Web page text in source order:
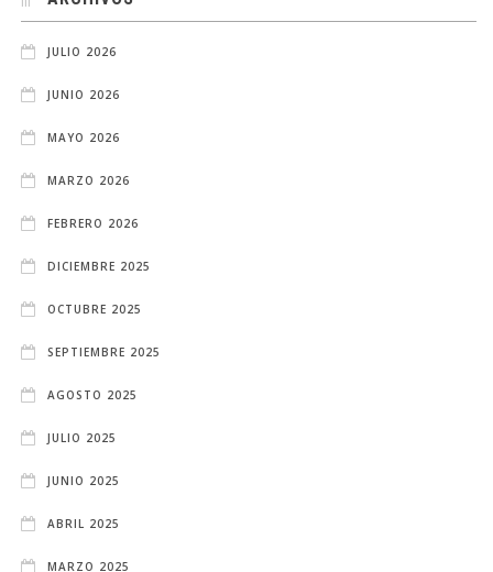
JULIO 2026
JUNIO 2026
MAYO 2026
MARZO 2026
FEBRERO 2026
DICIEMBRE 2025
OCTUBRE 2025
SEPTIEMBRE 2025
AGOSTO 2025
JULIO 2025
JUNIO 2025
ABRIL 2025
MARZO 2025